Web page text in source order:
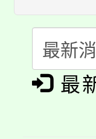
代理
公告
代理
轉知
《
淨零
最